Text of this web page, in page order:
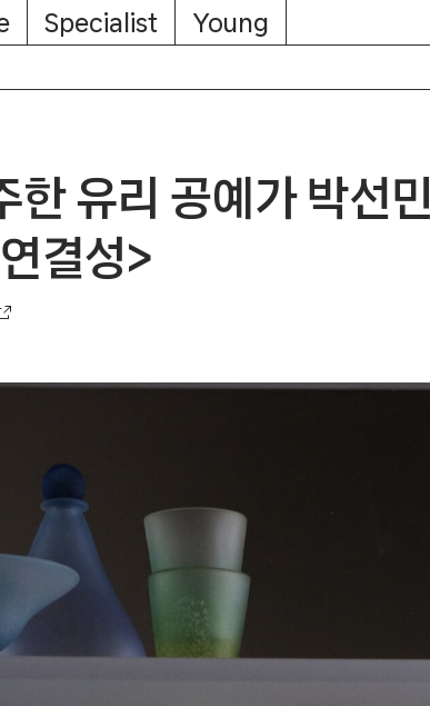
Specialist Young
유리 공예가 박선민
결성>
, <시간의 연결성>